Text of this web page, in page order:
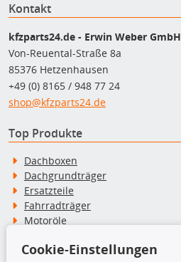
Kontakt
kfzparts24.de - Erwin Weber GmbH
Von-Reuental-Straße 8a
85376 Hetzenhausen
+49 (0) 8165 / 948 77 24
shop@kfzparts24.de
Top Produkte
Dachboxen
Dachgrundträger
Ersatzteile
Fahrradträger
Motoröle
Schneeketten
Cookie-Einstellungen